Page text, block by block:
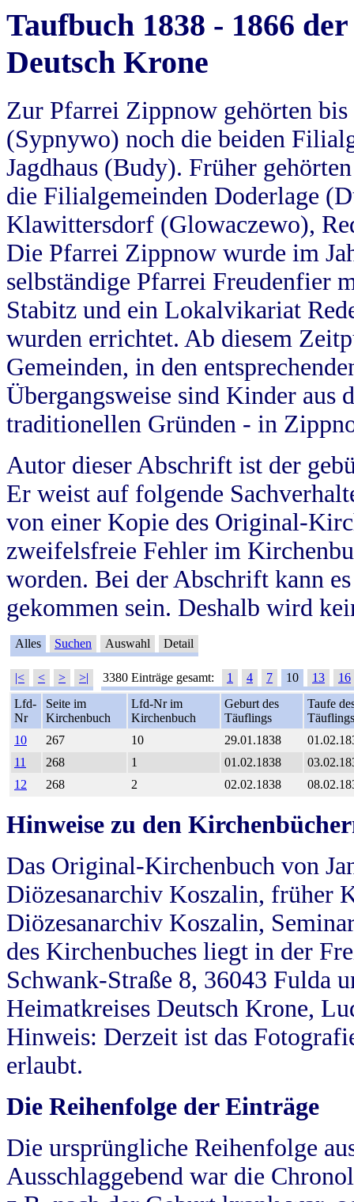
Taufbuch 1838 - 1866
Deutsch Krone
Zur Pfarrei Zippnow gehörten
(Sypnywo) noch die beiden
Jagdhaus (Budy). Früher
die Filialgemeinden Doderlage
Klawittersdorf (Glowaczewo),
Die Pfarrei Zippnow wurde im
selbständige Pfarrei Freudenfier
Stabitz und ein Lokalvikariat
wurden errichtet. Ab diesem
Gemeinden, in den
Übergangsweise sind Kinder aus
traditionellen Gründen - in
Autor dieser Abschrift ist der
Er weist auf folgende
von einer Kopie des Original-
zweifelsfreie Fehler im
worden. Bei der Abschrift kann
gekommen sein. Deshalb wird
Alles Suchen Auswahl Detail
|< < > >| 3380 Einträge gesamt: 1 4 7 10 13
16
Lfd-
Nr
Seite im
Kirchenbuch
Lfd-Nr im
Kirchenbuch
Geburt des
Täuflings
Taufe
Täuflings
10
267 10 29.01.1838
11
268 1 01.02.1838
12
268 2 02.02.1838
Hinweise zu den
Das Original-Kirchenbuch von
Diözesanarchiv Koszalin, früher
Diözesanarchiv Koszalin,
des Kirchenbuches liegt in der
Schwank-Straße 8, 36043 Fulda
Heimatkreises Deutsch Krone,
Hinweis: Derzeit ist das
erlaubt.
Die Reihenfolge der Einträge
Die ursprüngliche Reihenfolge
Ausschlaggebend war die